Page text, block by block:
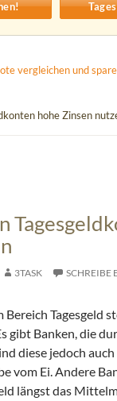
vergleichen und
hohe Zinsen
3TASK SCHREIBE
Tagesgeld
gibt Banken, die
diese jedoch auch
vom Ei.Andere
längst das